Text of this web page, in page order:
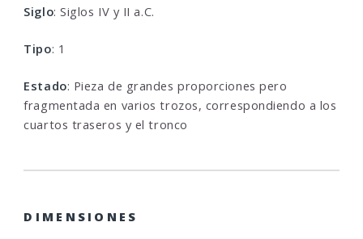
Siglo: Siglos IV y II a.C.
Tipo: 1
Estado: Pieza de grandes proporciones pero
fragmentada en varios trozos, correspondiendo a los
cuartos traseros y el tronco
DIMENSIONES